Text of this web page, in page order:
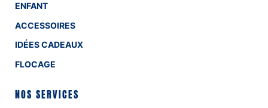
ENFANT
ACCESSOIRES
IDÉES CADEAUX
FLOCAGE
NOS SERVICES